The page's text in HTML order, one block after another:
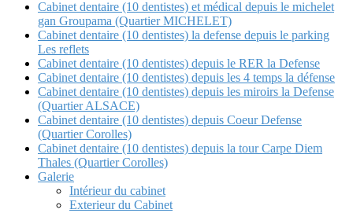
Cabinet dentaire (10 dentistes) et médical depuis le michelet
gan Groupama (Quartier MICHELET)
Cabinet dentaire (10 dentistes) la defense depuis le parking
Les reflets
Cabinet dentaire (10 dentistes) depuis le RER la Defense
Cabinet dentaire (10 dentistes) depuis les 4 temps la défense
Cabinet dentaire (10 dentistes) depuis les miroirs la Defense
(Quartier ALSACE)
Cabinet dentaire (10 dentistes) depuis Coeur Defense
(Quartier Corolles)
Cabinet dentaire (10 dentistes) depuis la tour Carpe Diem
Thales (Quartier Corolles)
Galerie
Intérieur du cabinet
Exterieur du Cabinet